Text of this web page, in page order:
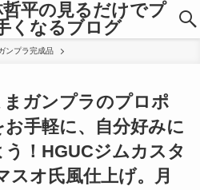
平の見るだけでプ
くなるブログ
ンプラ完成品
まガンプラのプロポ
手軽に、自分好みに
！HGUCジムカスタ
スオ氏風仕上げ。月